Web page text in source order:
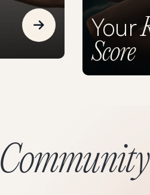
Read more about
Your
Score
Community